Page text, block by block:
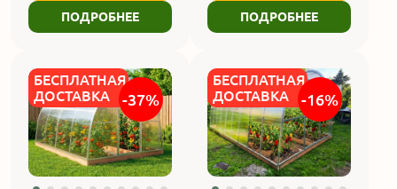
ПОДРОБНЕЕ ПОДРОБНЕЕ
БЕСПЛАТНАЯ
ДОСТАВКА
-37%
БЕСПЛАТНАЯ
ДОСТАВКА
-16%